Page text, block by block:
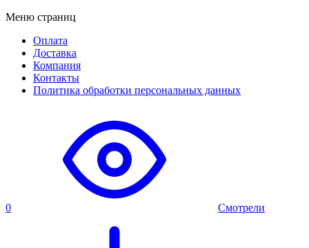
Меню страниц
Оплата
Доставка
Компания
Контакты
Политика обработки персональных данных
0 Смотрели